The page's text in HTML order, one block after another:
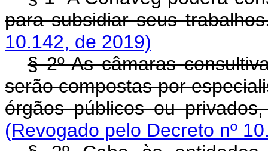
para subsidiar seus
10.142, de 2019)
§ 2º As câmaras
serão compostas por
órgãos públicos ou
(Revogado pelo Decreto nº